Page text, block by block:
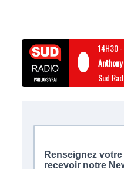
14H30-
Sud